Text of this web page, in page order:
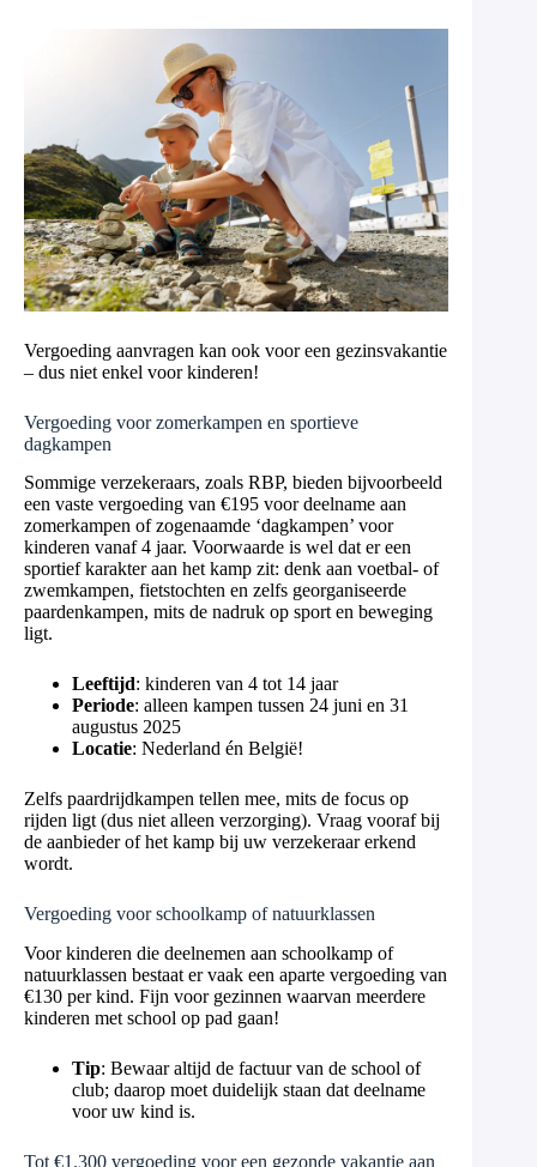
Vergoeding aanvragen kan ook voor een gezinsvakantie
– dus niet enkel voor kinderen!
Vergoeding voor zomerkampen en sportieve
dagkampen
Sommige verzekeraars, zoals RBP, bieden bijvoorbeeld
een vaste vergoeding van €195 voor deelname aan
zomerkampen of zogenaamde ‘dagkampen’ voor
kinderen vanaf 4 jaar. Voorwaarde is wel dat er een
sportief karakter aan het kamp zit: denk aan voetbal- of
zwemkampen, fietstochten en zelfs georganiseerde
paardenkampen, mits de nadruk op sport en beweging
ligt.
Leeftijd: kinderen van 4 tot 14 jaar
Periode: alleen kampen tussen 24 juni en 31
augustus 2025
Locatie: Nederland én België!
Zelfs paardrijdkampen tellen mee, mits de focus op
rijden ligt (dus niet alleen verzorging). Vraag vooraf bij
de aanbieder of het kamp bij uw verzekeraar erkend
wordt.
Vergoeding voor schoolkamp of natuurklassen
Voor kinderen die deelnemen aan schoolkamp of
natuurklassen bestaat er vaak een aparte vergoeding van
€130 per kind. Fijn voor gezinnen waarvan meerdere
kinderen met school op pad gaan!
Tip: Bewaar altijd de factuur van de school of
club; daarop moet duidelijk staan dat deelname
voor uw kind is.
Tot €1.300 vergoeding voor een gezonde vakantie aan